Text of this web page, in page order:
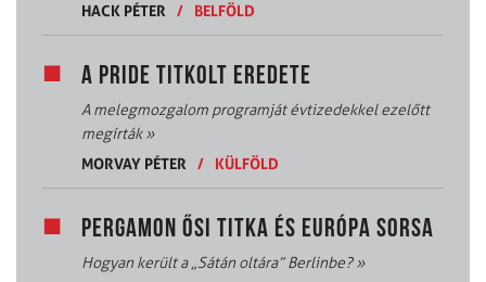
HACK PÉTER
/ BELFÖLD
A PRIDE TITKOLT EREDETE
A melegmozgalom programját évtizedekkel ezelőtt
megírták»
MORVAY PÉTER
/ KÜLFÖLD
PERGAMON ŐSI TITKA ÉS EURÓPA SORSA
Hogyan került a „Sátán oltára” Berlinbe?»